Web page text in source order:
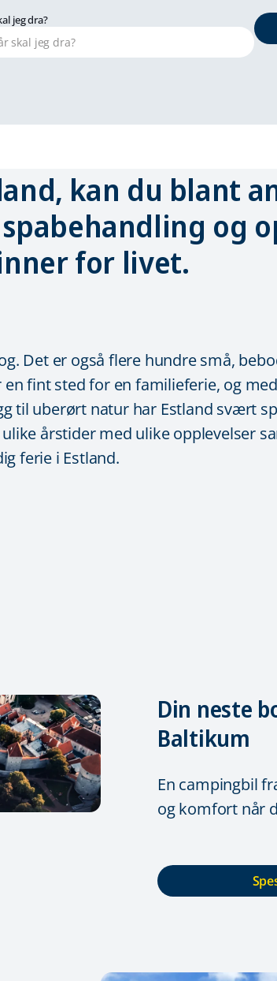
jeg dra?
kan du blant
og
for livet.
Det er også flere hundre små,
fint sted for en familieferie, og
til uberørt natur har Estland svært
årstider med ulike opplevelser
ferie i Estland.
Din neste
Baltikum
En campingbil
og komfort når